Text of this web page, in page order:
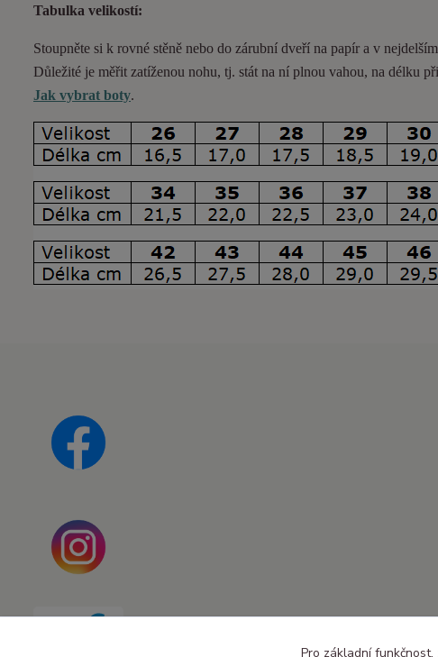
Tabulka velikostí:
Stoupněte si k rovné stěně nebo do zárubní dveří na papír a v
Důležité je měřit zatíženou nohu, tj. stát na ní plnou vahou, na délku
Jak vybrat boty.
Pro základní